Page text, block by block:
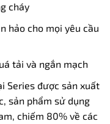
cháy
hảo cho mọi yêu cầu
tải và ngắn mạch
Series được sản xuất
sản phẩm sử dụng
chiếm 80% về các